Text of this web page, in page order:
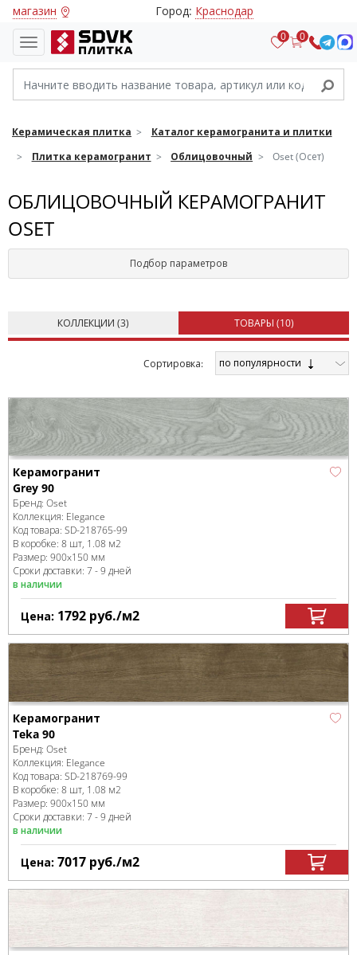
магазин Город: Краснодар
0 0
Керамическая плитка
Каталог керамогранита и плитки
Плитка керамогранит
Облицовочный Oset (Осет)
ОБЛИЦОВОЧНЫЙ КЕРАМОГРАНИТ
OSET
Подбор параметров
КОЛЛЕКЦИИ (3) ТОВАРЫ (10)
Cортировка: по популярности
Керамогранит
Grey 90
Бренд: Oset
Коллекция: Elegance
Код товара: SD-218765-99
В коробке: 8 шт, 1.08 м2
Размер: 900x150 мм
Сроки доставки: 7 - 9 дней
в наличии
Цена: 1792 руб./м2
Керамогранит
Teka 90
Бренд: Oset
Коллекция: Elegance
Код товара: SD-218769-99
В коробке: 8 шт, 1.08 м2
Размер: 900x150 мм
Сроки доставки: 7 - 9 дней
в наличии
Цена: 7017 руб./м2